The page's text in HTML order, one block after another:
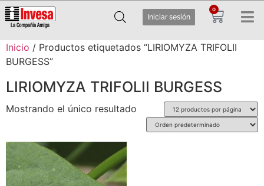
Iniciar sesión
0
Inicio / Productos etiquetados “LIRIOMYZA TRIFOLII
BURGESS”
LIRIOMYZA TRIFOLII BURGESS
Mostrando el único resultado